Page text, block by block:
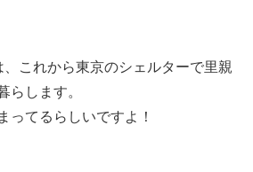
これから東京のシェルターで里親
らします。
ってるらしいですよ！